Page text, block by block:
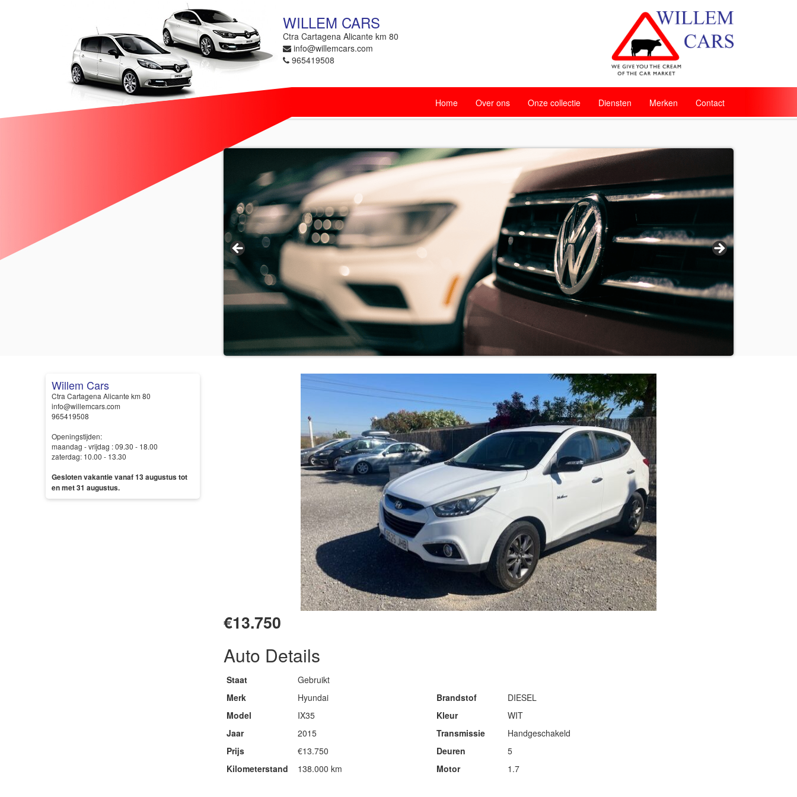
WILLEM CARS
Ctra Cartagena Alicante km 80
info@willemcars.com
965419508
Home Over ons Onze collectie Diensten Merken Contact
Willem Cars
Ctra Cartagena Alicante km 80
info@willemcars.com
965419508
Openingstijden:
maandag - vrijdag : 09.30 - 18.00
zaterdag: 10.00 - 13.30
Gesloten vakantie vanaf 13 augustus tot
en met 31 augustus.
€13.750
Auto Details
Staat
Gebruikt
Merk
Hyundai
Model
IX35
Jaar
2015
Prijs
€13.750
Kilometerstand
138.000 km
Brandstof
DIESEL
Kleur
WIT
Transmissie
Handgeschakeld
Deuren
5
Motor
1.7